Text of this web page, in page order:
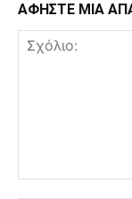
ΑΦΗΣΤΕ ΜΙΑ